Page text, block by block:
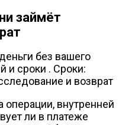
займёт
операции, внутренней
ли в платеже